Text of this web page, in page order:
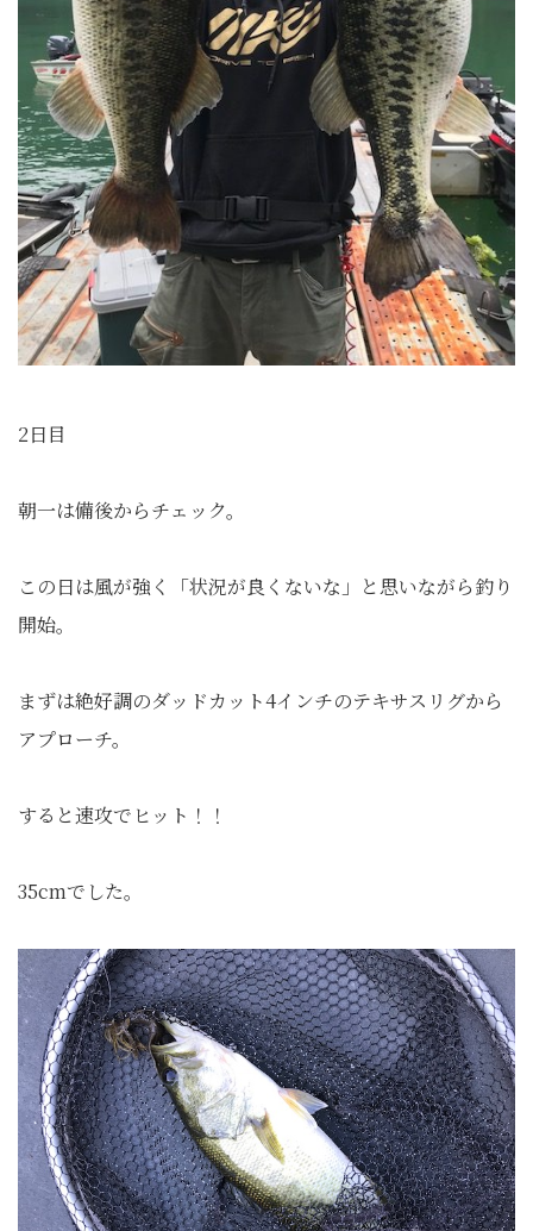
2日目
朝一は備後からチェック。
この日は風が強く「状況が良くないな」と思いながら釣り
開始。
まずは絶好調のダッドカット4インチのテキサスリグから
アプローチ。
すると速攻でヒット！！
35cmでした。